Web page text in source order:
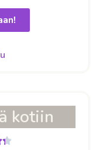
kotiin